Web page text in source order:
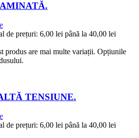
de prețuri: 6,00 lei până la 40,00 lei
produs are mai multe variații. Opțiunile
TENSIUNE.
de prețuri: 6,00 lei până la 40,00 lei